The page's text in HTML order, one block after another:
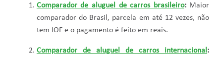
Comparador de aluguel de carros brasileiro:Maior
comparador do Brasil, parcela em até 12 vezes, não
tem IOF e o pagamento é feito em reais.
Comparador de aluguel de carros internacional :